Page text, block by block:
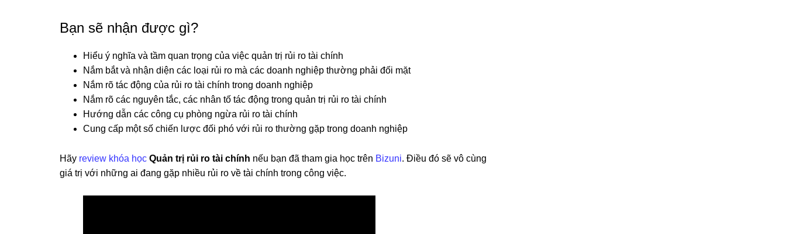
Bạn sẽ nhận được gì?
Hiểu ý nghĩa và tầm quan trọng của việc quản trị rủi ro tài chính
Nắm bắt và nhận diện các loại rủi ro mà các doanh nghiệp thường phải đối mặt
Nắm rõ tác động của rủi ro tài chính trong doanh nghiệp
Nắm rõ các nguyên tắc, các nhân tố tác động trong quản trị rủi ro tài chính
Hướng dẫn các công cụ phòng ngừa rủi ro tài chính
Cung cấp một số chiến lược đối phó với rủi ro thường gặp trong doanh nghiệp
Hãy review khóa học Quản trị rủi ro tài chính nếu bạn đã tham gia học trên Bizuni. Điều đó sẽ vô cùng
giá trị với những ai đang gặp nhiều rủi ro về tài chính trong công việc.